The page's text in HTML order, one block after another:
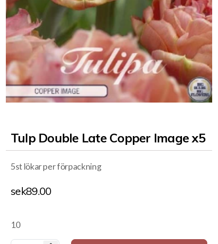
Tulp Double Late Copper Image x5
5st lökar per förpackning
sek89.00
10